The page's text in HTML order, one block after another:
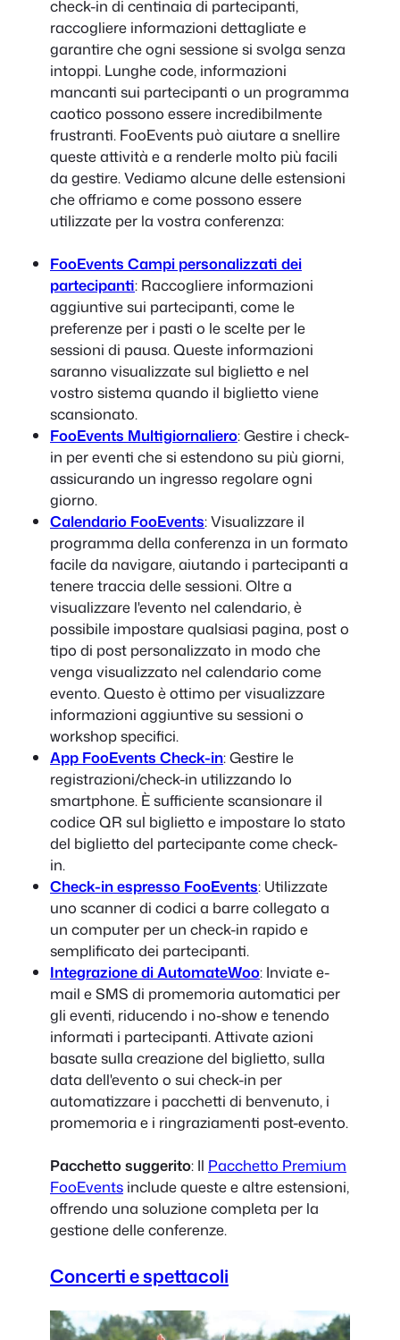
check-in di centinaia di partecipanti,
raccogliere informazioni dettagliate e
garantire che ogni sessione si svolga senza
intoppi. Lunghe code, informazioni
mancanti sui partecipanti o un programma
caotico possono essere incredibilmente
frustranti. FooEvents può aiutare a snellire
queste attività e a renderle molto più facili
da gestire. Vediamo alcune delle estensioni
che offriamo e come possono essere
utilizzate per la vostra conferenza:
FooEvents Campi personalizzati dei
partecipanti: Raccogliere informazioni
aggiuntive sui partecipanti, come le
preferenze per i pasti o le scelte per le
sessioni di pausa. Queste informazioni
saranno visualizzate sul biglietto e nel
vostro sistema quando il biglietto viene
scansionato.
FooEvents Multigiornaliero: Gestire i check-
in per eventi che si estendono su più giorni,
assicurando un ingresso regolare ogni
giorno.
Calendario FooEvents: Visualizzare il
programma della conferenza in un formato
facile da navigare, aiutando i partecipanti a
tenere traccia delle sessioni. Oltre a
visualizzare l'evento nel calendario, è
possibile impostare qualsiasi pagina, post o
tipo di post personalizzato in modo che
venga visualizzato nel calendario come
evento. Questo è ottimo per visualizzare
informazioni aggiuntive su sessioni o
workshop specifici.
App FooEvents Check-in: Gestire le
registrazioni/check-in utilizzando lo
smartphone. È sufficiente scansionare il
codice QR sul biglietto e impostare lo stato
del biglietto del partecipante come check-
in.
Check-in espresso FooEvents: Utilizzate
uno scanner di codici a barre collegato a
un computer per un check-in rapido e
semplificato dei partecipanti.
Integrazione di AutomateWoo: Inviate e-
mail e SMS di promemoria automatici per
gli eventi, riducendo i no-show e tenendo
informati i partecipanti. Attivate azioni
basate sulla creazione del biglietto, sulla
data dell'evento o sui check-in per
automatizzare i pacchetti di benvenuto, i
promemoria e i ringraziamenti post-evento.
Pacchetto suggerito: Il Pacchetto Premium
FooEvents include queste e altre estensioni,
offrendo una soluzione completa per la
gestione delle conferenze.
Concerti e spettacoli